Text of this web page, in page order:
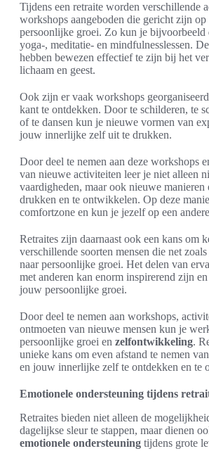
Tijdens een retraite worden verschillende
workshops aangeboden die gericht zijn op
persoonlijke groei. Zo kun je bijvoorbeeld
yoga-, meditatie- en mindfulnesslessen.
hebben bewezen effectief te zijn bij het
lichaam en geest.
Ook zijn er vaak workshops
kant te ontdekken. Door te schilderen, te
of te dansen kun je nieuwe vormen van
jouw innerlijke zelf uit te drukken.
Door deel te nemen aan deze workshops
van nieuwe activiteiten leer je niet alleen
vaardigheden, maar ook nieuwe
drukken en te ontwikkelen. Op deze
comfortzone en kun je jezelf op een
Retraites zijn daarnaast ook een kans om
verschillende soorten mensen die net
naar persoonlijke groei. Het delen van
met anderen kan enorm inspirerend zijn
jouw persoonlijke groei.
Door deel te nemen aan workshops,
ontmoeten van nieuwe mensen kun je
persoonlijke groei en zelfontwikkeling.
unieke kans om even afstand te nemen
en jouw innerlijke zelf te ontdekken en te
Emotionele ondersteuning tijdens
Retraites bieden niet alleen de
dagelijkse sleur te stappen, maar dienen
emotionele ondersteuning tijdens grote